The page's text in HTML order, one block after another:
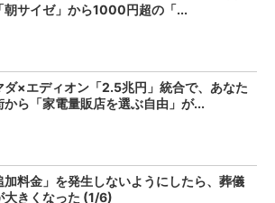
朝サイゼ」から1000円超の「...
ダ×エディオン「2.5兆円」統合で、あなた
から「家電量販店を選ぶ自由」が...
加料金」を発生しないようにしたら、葬儀
大きくなった (1/6)